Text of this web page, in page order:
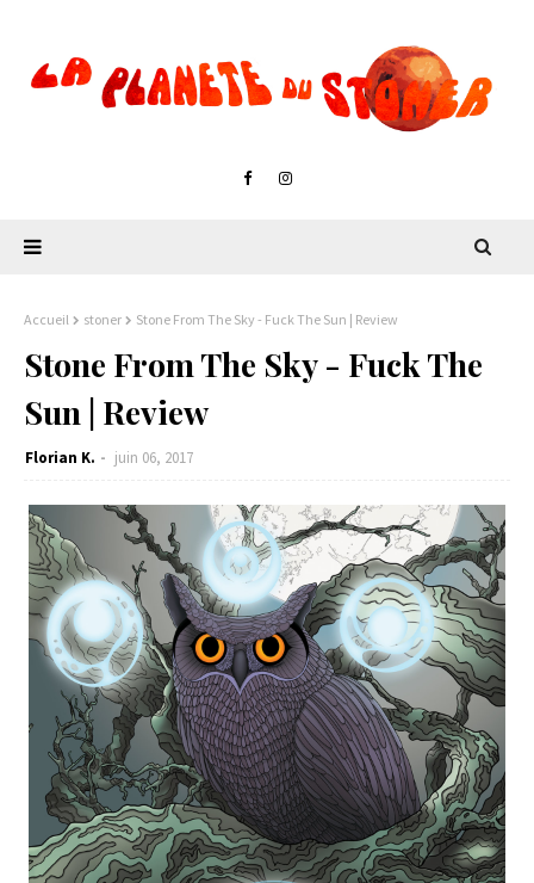
Accueil stoner Stone From The Sky - Fuck The Sun | Review
Stone From The Sky - Fuck The
Sun | Review
Florian K. juin 06, 2017